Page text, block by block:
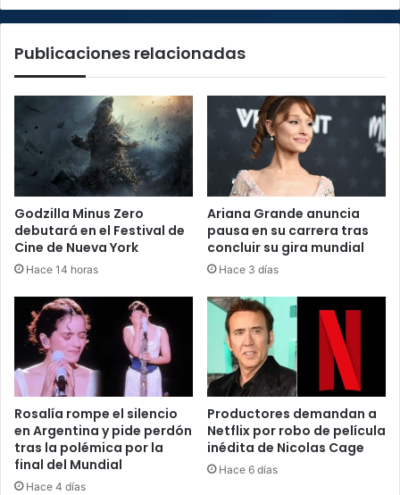
Publicaciones relacionadas
Godzilla Minus Zero
debutará en el Festival de
Cine de Nueva York
Hace 14 horas
Ariana Grande anuncia
pausa en su carrera tras
concluir su gira mundial
Hace 3 días
Rosalía rompe el silencio
en Argentina y pide perdón
tras la polémica por la
final del Mundial
Hace 4 días
Productores demandan a
Netflix por robo de película
inédita de Nicolas Cage
Hace 6 días